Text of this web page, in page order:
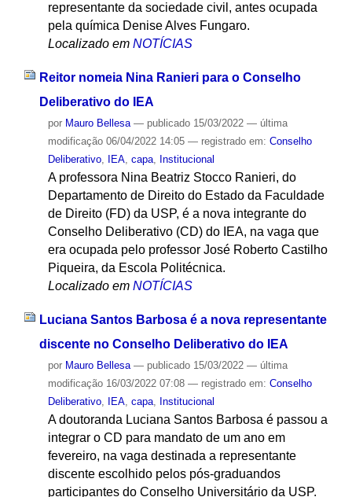
representante da sociedade civil, antes ocupada
pela química Denise Alves Fungaro.
Localizado em NOTÍCIAS
Reitor nomeia Nina Ranieri para o Conselho
Deliberativo do IEA
por Mauro Bellesa — publicado15/03/2022 — última
modificação06/04/2022 14:05 — registrado em: Conselho
Deliberativo, IEA, capa, Institucional
A professora Nina Beatriz Stocco Ranieri, do
Departamento de Direito do Estado da Faculdade
de Direito (FD) da USP, é a nova integrante do
Conselho Deliberativo (CD) do IEA, na vaga que
era ocupada pelo professor José Roberto Castilho
Piqueira, da Escola Politécnica.
Localizado em NOTÍCIAS
Luciana Santos Barbosa é a nova representante
discente no Conselho Deliberativo do IEA
por Mauro Bellesa — publicado15/03/2022 — última
modificação16/03/2022 07:08 — registrado em: Conselho
Deliberativo, IEA, capa, Institucional
A doutoranda Luciana Santos Barbosa é passou a
integrar o CD para mandato de um ano em
fevereiro, na vaga destinada a representante
discente escolhido pelos pós-graduandos
participantes do Conselho Universitário da USP.